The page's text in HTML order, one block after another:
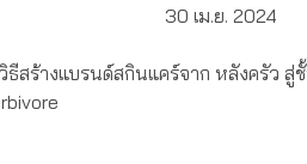
30 เม.ย. 2024